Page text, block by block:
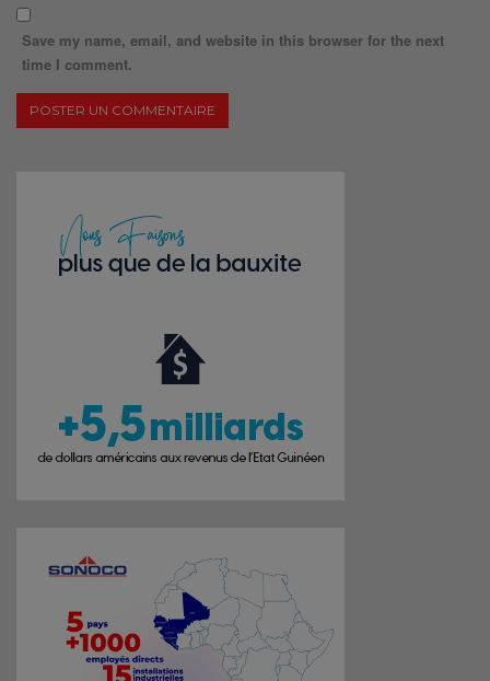
Save my name, email, and website in this browser for the next
time I comment.